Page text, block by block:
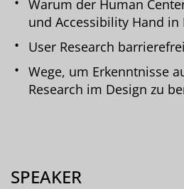
Warum der Human
und Accessibility Hand in
User Research
Wege, um Erkenntnisse
Research im Design zu
SPEAKER